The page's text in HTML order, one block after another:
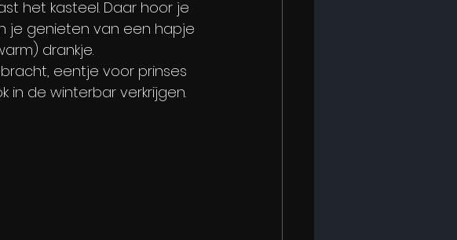
het kasteel. Daar hoor je
je genieten van een hapje
drankje.
eentje voor prinses
in de winterbar verkrijgen.